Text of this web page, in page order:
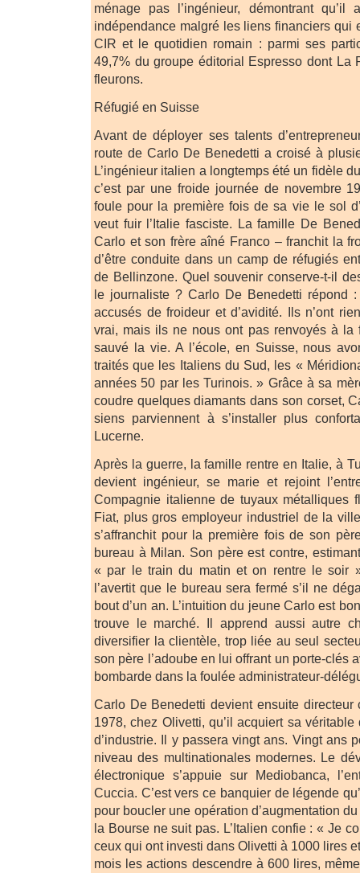
ménage pas l’ingénieur, démontrant
indépendance malgré les liens financiers qui
CIR et le quotidien romain : parmi ses
49,7% du groupe éditorial Espresso dont La
fleurons.
Réfugié en Suisse
Avant de déployer ses talents
route de Carlo De Benedetti a croisé à
L’ingénieur italien a longtemps été un fidèle
c’est par une froide journée de novembre
foule pour la première fois de sa vie le sol
veut fuir l’Italie fasciste. La famille De
Carlo et son frère aîné Franco – franchit la
d’être conduite dans un camp de réfugiés
de Bellinzone. Quel souvenir conserve-t-il
le journaliste ? Carlo De Benedetti répond
accusés de froideur et d’avidité. Ils n’ont
vrai, mais ils ne nous ont pas renvoyés à la
sauvé la vie. A l’école, en Suisse, nous
traités que les Italiens du Sud, les «
années 50 par les Turinois. » Grâce à sa
coudre quelques diamants dans son corset,
siens parviennent à s’installer plus
Lucerne.
Après la guerre, la famille rentre en Italie, à
devient ingénieur, se marie et rejoint
Compagnie italienne de tuyaux métalliques
Fiat, plus gros employeur industriel de la
s’affranchit pour la première fois de son
bureau à Milan. Son père est contre,
« par le train du matin et on rentre le soir
l’avertit que le bureau sera fermé s’il ne
bout d’un an. L’intuition du jeune Carlo est
trouve le marché. Il apprend aussi autre
diversifier la clientèle, trop liée au seul
son père l’adoube en lui offrant un porte-clés
bombarde dans la foulée administrateur-
Carlo De Benedetti devient ensuite directeur
1978, chez Olivetti, qu’il acquiert sa
d’industrie. Il y passera vingt ans. Vingt ans
niveau des multinationales modernes. Le
électronique s’appuie sur Mediobanca,
Cuccia. C’est vers ce banquier de légende
pour boucler une opération d’augmentation
la Bourse ne suit pas. L’Italien confie : « Je
ceux qui ont investi dans Olivetti à 1000 lires
mois les actions descendre à 600 lires,